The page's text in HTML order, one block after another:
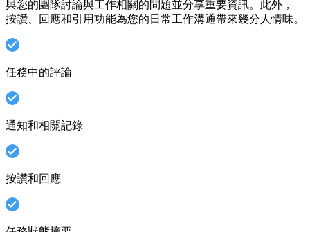
與您的團隊討論與工作相關的問題並分享重要資訊。此外，
按­讚­、回應和引用功能為您的日常工作溝通帶來幾分人情味。
任務中的評論
通知和相關記錄
按讚和回應